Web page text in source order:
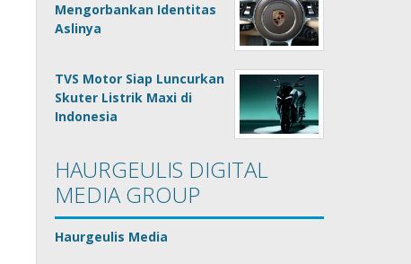
Mengorbankan Identitas
Aslinya
TVS Motor Siap Luncurkan
Skuter Listrik Maxi di
Indonesia
HAURGEULIS DIGITAL
MEDIA GROUP
Haurgeulis Media